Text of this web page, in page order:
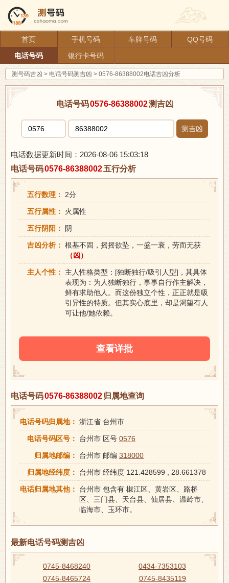
首页 手机号码 车牌号码
QQ号码
电话号码
银行卡号码
测号码吉凶 > 电话号码测吉凶 > 0576-86388002电话吉凶分析
电话号码0576-86388002测吉凶
测吉凶
电话数据更新时间：2026-08-06 15:03:18
电话号码0576-86388002五行分析
五行数理： 2分
五行属性： 火属性
五行阴阳： 阴
吉凶分析： 根基不固，摇摇欲坠，一盛一衰，劳而无获
（凶）
主人个性：
主人性格类型：[独断独行/吸引人型]，其具体
表现为：为人独断独行，事事自行作主解决，
鲜有求助他人。而这份独立个性，正正就是吸
引异性的特质。但其实心底里，却是渴望有人
可让他/她依赖。
查看详批
电话号码0576-86388002归属地查询
电话号码归属地： 浙江省 台州市
电话号码区号： 台州市 区号 0576
归属地邮编： 台州市 邮编 318000
归属地经纬度： 台州市 经纬度 121.428599 , 28.661378
电话归属地其他：
台州市 包含有 椒江区、黄岩区、路桥
区、三门县、天台县、仙居县、温岭市、
临海市、玉环市。
最新电话号码测吉凶
0745-8468240
0434-7353103
0745-8465724
0745-8435119